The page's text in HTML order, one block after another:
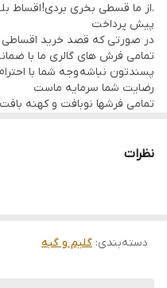
پیش پرداخت
در صورتی که قصد خرید اقساطی
پسندتون نباشه وجه شما با
رضایت شما سرمایه ماست
تمامی فرشها نوبافت و کهنه
نظرات
دسته‌بندی: گلیم و گبه